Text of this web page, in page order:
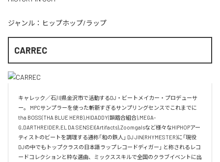
ジャンル： ヒップホップ/ラップ
CARREC
キャレック／石川県金沢市で活動するDJ・ビートメイカー・プロデューサ
ー。 MPCサンプラーを使った斬新すぎるサンプリングセンスでこれまでに
tha BOSS(THA BLUE HERB),HIDADDY(韻踏合組合),MEGA-
G,DARTHREIDER,EL DA SENSEI(Artifacts),Zoomgalsなど様々なHIPHOPアー
ティストのビートを調理する通称「和の鉄人」 DJ JIN(RHYMESTER)に「現役
DJの中でもトップクラスの日本語ラップレコードディガー」 と称されるレコ
ードコレクションと粋な選曲、ミックススキルで全国のクラブイベントに出